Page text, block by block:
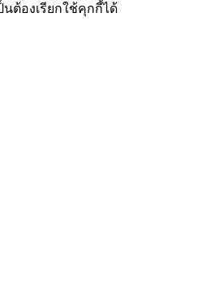
ต้องเรียกใช้คุกกี้ได้